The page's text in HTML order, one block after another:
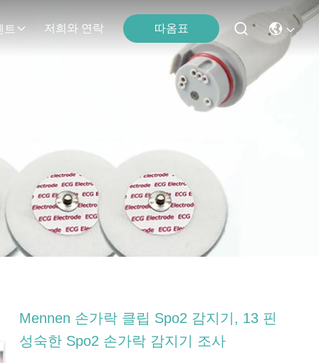
트 저희와 연락 따옴표
Mennen 손가락 클립 Spo2 감지기, 13 핀
성숙한 Spo2 손가락 감지기 조사